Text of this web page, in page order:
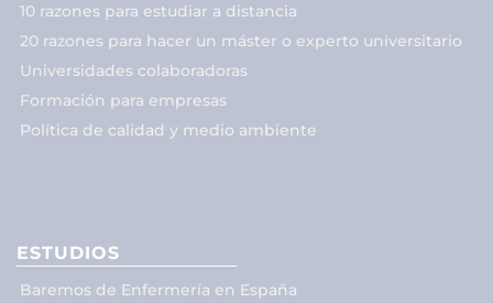
10 razones para estudiar a distancia
20 razones para hacer un máster o experto universitario
Universidades colaboradoras
Formación para empresas
Política de calidad y medio ambiente
ESTUDIOS
Baremos de Enfermería en España